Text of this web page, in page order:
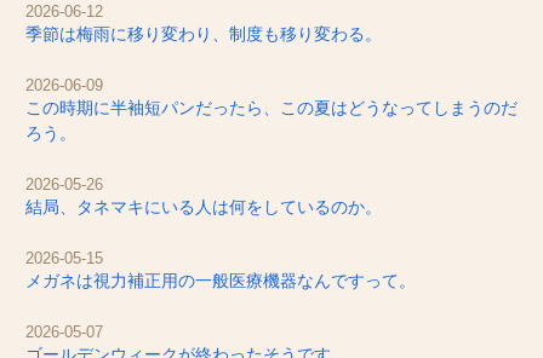
2026-06-12
季節は梅雨に移り変わり、制度も移り変わる。
2026-06-09
この時期に半袖短パンだったら、この夏はどうなってしまうのだ
ろう。
2026-05-26
結局、タネマキにいる人は何をしているのか。
2026-05-15
メガネは視力補正用の一般医療機器なんですって。
2026-05-07